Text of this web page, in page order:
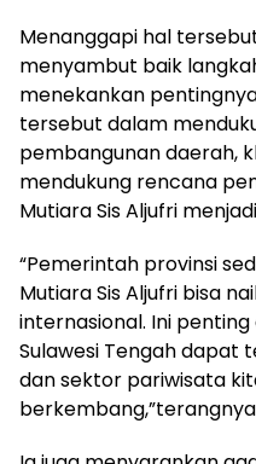
Menanggapi hal
menyambut baik
menekankan
tersebut dalam
pembangunan daerah,
mendukung rencana
Mutiara Sis Aljufri
“Pemerintah provinsi
Mutiara Sis Aljufri bisa
internasional. Ini
Sulawesi Tengah dapat
dan sektor pariwisata